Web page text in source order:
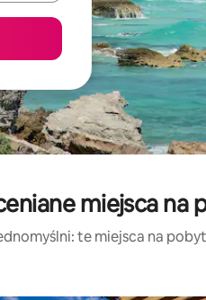
miejsca na
te miejsca na